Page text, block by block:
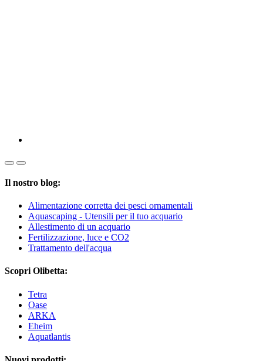
Il nostro blog:
Alimentazione corretta dei pesci ornamentali
Aquascaping - Utensili per il tuo acquario
Allestimento di un acquario
Fertilizzazione, luce e CO2
Trattamento dell'acqua
Scopri Olibetta:
Tetra
Oase
ARKA
Eheim
Aquatlantis